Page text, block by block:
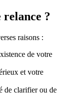
?
raisons :
de votre
et votre
de clarifier ou de